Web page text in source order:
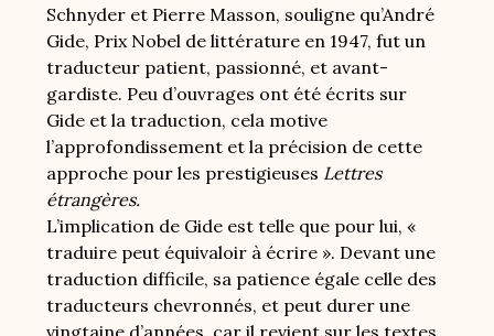
Schnyder et Pierre Masson, souligne qu’André
Gide, Prix Nobel de littérature en 1947, fut un
traducteur patient, passionné, et avant-
gardiste. Peu d’ouvrages ont été écrits sur
Gide et la traduction, cela motive
l’approfondissement et la précision de cette
approche pour les prestigieuses Lettres
étrangères.
L’implication de Gide est telle que pour lui, «
traduire peut équivaloir à écrire ». Devant une
traduction difficile, sa patience égale celle des
traducteurs chevronnés, et peut durer une
vingtaine d’années, car il revient sur les textes